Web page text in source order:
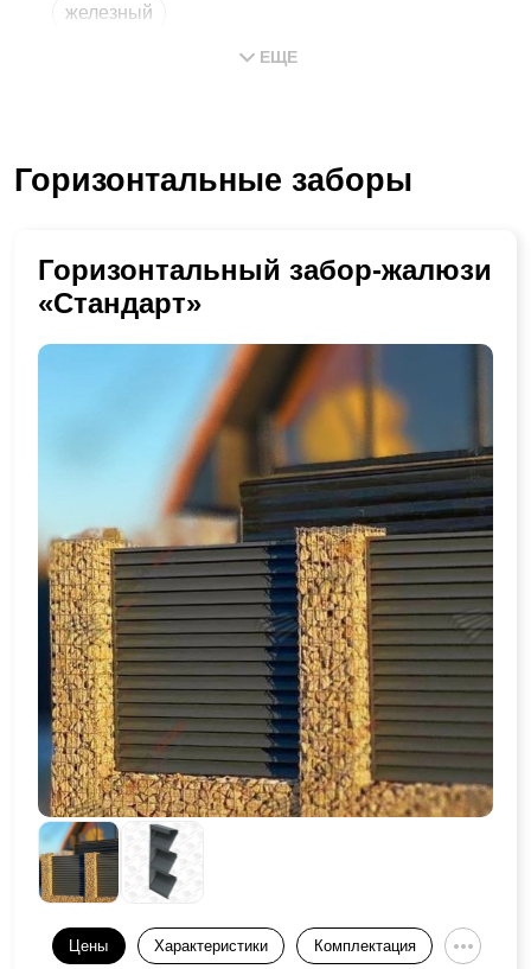
железный
из горизонтальных металлических планок
ЕЩЕ
Горизонтальные заборы
Горизонтальный забор-жалюзи
«Стандарт»
Цены Характеристики Комплектация